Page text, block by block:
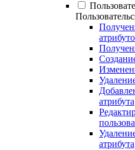
атрибута
атрибута